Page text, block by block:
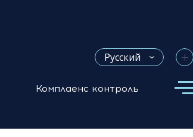
Русский +
Комплаенс контроль